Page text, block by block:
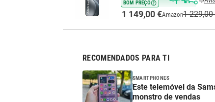
BOM PREÇO
1 149,00 €Amazon1 229,00
RECOMENDADOS PARA TI
SMARTPHONES
Este telemóvel da
monstro de vendas